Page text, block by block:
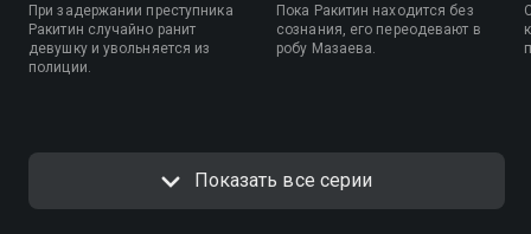
При задержании преступника
Ракитин случайно ранит
девушку и увольняется из
полиции.
Пока Ракитин находится без
сознания, его переодевают в
робу Мазаева.
Показать все серии